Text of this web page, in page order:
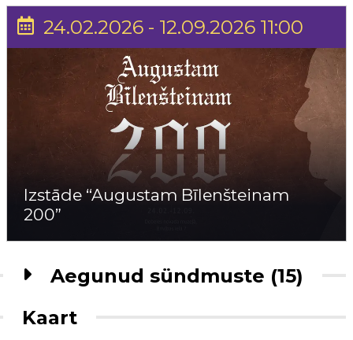
24.02.2026 - 12.09.2026 11:00
Izstāde “Augustam Bīlenšteinam
200”
Aegunud sündmuste (15)
Kaart